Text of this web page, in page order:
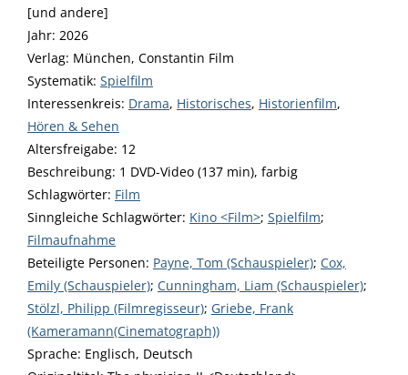
[und andere]
Jahr: 2026
Verlag: München, Constantin Film
opens in new tab
Diesen Link in neuem Tab öffnen
Systematik: Suche nach dieser Systematik
Spielfilm
Interessenkreis: Suche nach diesem Interessenskreis
Drama, Historisches, Historienfilm,
Hören & Sehen
Altersfreigabe: 12
Beschreibung: 1 DVD-Video (137 min), farbig
Schlagwörter: Film
Sinngleiche Schlagwörter: Kino <Film>; Spielfilm;
Filmaufnahme
Beteiligte Personen: Suche nach dieser Beteiligten Person
Payne, Tom (Schauspieler); Cox,
Emily (Schauspieler); Cunningham, Liam (Schauspieler);
Stölzl, Philipp (Filmregisseur); Griebe, Frank
(Kameramann(Cinematograph))
Sprache: Englisch, Deutsch